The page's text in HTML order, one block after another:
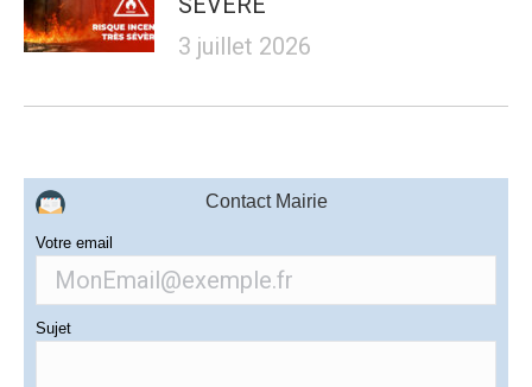
3 juillet 2026
Contact Mairie
Votre email
Sujet